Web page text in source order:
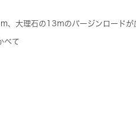
、大理石の13mのバージンロード
べて